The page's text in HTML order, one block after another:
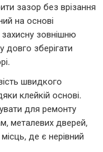
зазор без врізання
на основі
захисну зовнішню
зберігати
швидкого
клейкій основі.
для ремонту
металевих дверей,
де є нерівний